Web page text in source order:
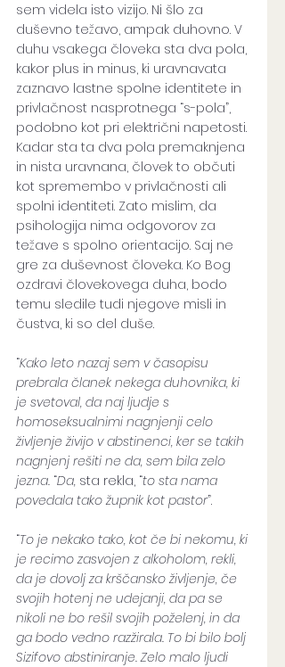
sem videla isto vizijo. Ni šlo za
duševno težavo, ampak duhovno. V
duhu vsakega človeka sta dva pola,
kakor plus in minus, ki uravnavata
zaznavo lastne spolne identitete in
privlačnost nasprotnega “s-pola”,
podobno kot pri električni napetosti.
Kadar sta ta dva pola premaknjena
in nista uravnana, človek to občuti
kot spremembo v privlačnosti ali
spolni identiteti. Zato mislim, da
psihologija nima odgovorov za
težave s spolno orientacijo. Saj ne
gre za duševnost človeka. Ko Bog
ozdravi človekovega duha, bodo
temu sledile tudi njegove misli in
čustva, ki so del duše.
“Kako leto nazaj sem v časopisu
prebrala članek nekega duhovnika, ki
je svetoval, da naj ljudje s
homoseksualnimi nagnjenji celo
življenje živijo v abstinenci, ker se takih
nagnjenj rešiti ne da, sem bila zelo
jezna. “Da, sta rekla, “to sta nama
povedala tako župnik kot pastor”.
“To je nekako tako, kot če bi nekomu, ki
je recimo zasvojen z alkoholom, rekli,
da je dovolj za krščansko življenje, če
svojih hotenj ne udejanji, da pa se
nikoli ne bo rešil svojih poželenj, in da
ga bodo vedno razžirala. To bi bilo bolj
Sizifovo abstiniranje. Zelo malo ljudi